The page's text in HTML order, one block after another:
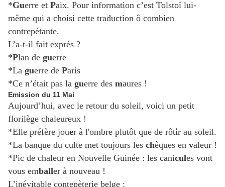
*Guerre et Paix. Pour information c’est Tolstoï lui-
même qui a choisi cette traduction ô combien
contrepétante.
L’a-t-il fait exprès ?
*Plan de guerre
*La guerre de Paris
*Ce n’était pas la guerre des maures !
Emission du 11 Mai
Aujourd’hui, avec le retour du soleil, voici un petit
florilège chaleureux !
*Elle préfère jouer à l'ombre plutôt que de rôtir au soleil.
*La banque du culte met toujours les chèques en valeur !
*Pic de chaleur en Nouvelle Guinée : les canicules vont
vous emballer à nouveau !
L’inévitable contepèterie belge :